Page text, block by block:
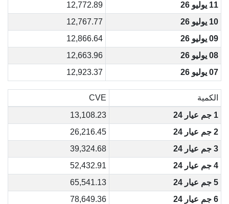
11 يوليو 26
12,772.89
10 يوليو 26
12,767.77
09 يوليو 26
12,866.64
08 يوليو 26
12,663.96
07 يوليو 26
12,923.37
الكمية
CVE
1 جم عيار 24
13,108.23
2 جم عيار 24
26,216.45
3 جم عيار 24
39,324.68
4 جم عيار 24
52,432.91
5 جم عيار 24
65,541.13
6 جم عيار 24
78,649.36